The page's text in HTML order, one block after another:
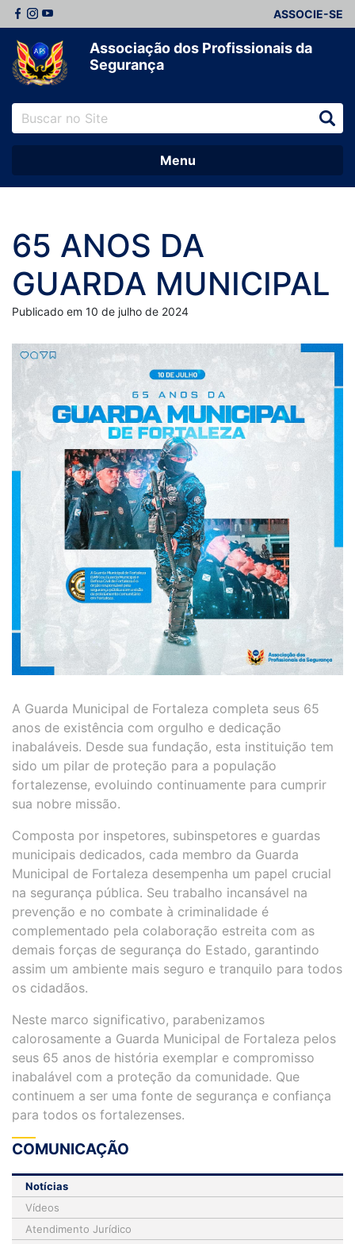
ASSOCIE-SE
Associação dos Profissionais da
Segurança
Menu
65 ANOS DA
GUARDA MUNICIPAL
Publicado em 10 de julho de 2024
A Guarda Municipal de Fortaleza completa seus 65
anos de existência com orgulho e dedicação
inabaláveis. Desde sua fundação, esta instituição tem
sido um pilar de proteção para a população
fortalezense, evoluindo continuamente para cumprir
sua nobre missão.
Composta por inspetores, subinspetores e guardas
municipais dedicados, cada membro da Guarda
Municipal de Fortaleza desempenha um papel crucial
na segurança pública. Seu trabalho incansável na
prevenção e no combate à criminalidade é
complementado pela colaboração estreita com as
demais forças de segurança do Estado, garantindo
assim um ambiente mais seguro e tranquilo para todos
os cidadãos.
Neste marco significativo, parabenizamos
calorosamente a Guarda Municipal de Fortaleza pelos
seus 65 anos de história exemplar e compromisso
inabalável com a proteção da comunidade. Que
continuem a ser uma fonte de segurança e confiança
para todos os fortalezenses.
COMUNICAÇÃO
Notícias
Vídeos
Atendimento Jurídico